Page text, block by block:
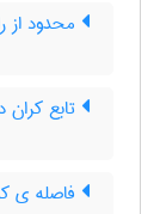
محدود از
تابع کران
فاصله ی